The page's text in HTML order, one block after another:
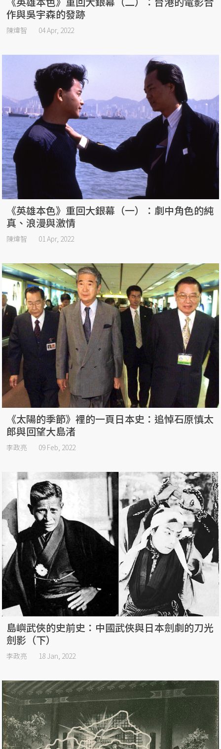
作與吳宇森的發跡
陳煒智 04 Apr, 2022
《英雄本色》重回大銀幕（一）：劇中角色的純
真、浪漫與激情
陳煒智 01 Apr, 2022
《太陽的季節》裡的一頁日本史：追悼石原慎太
郎與回望大島渚
李政亮 09 Feb, 2022
島嶼武俠的史前史：中國武俠與日本劍劇的刀光
劍影（下）
李政亮 18 Jan, 2022